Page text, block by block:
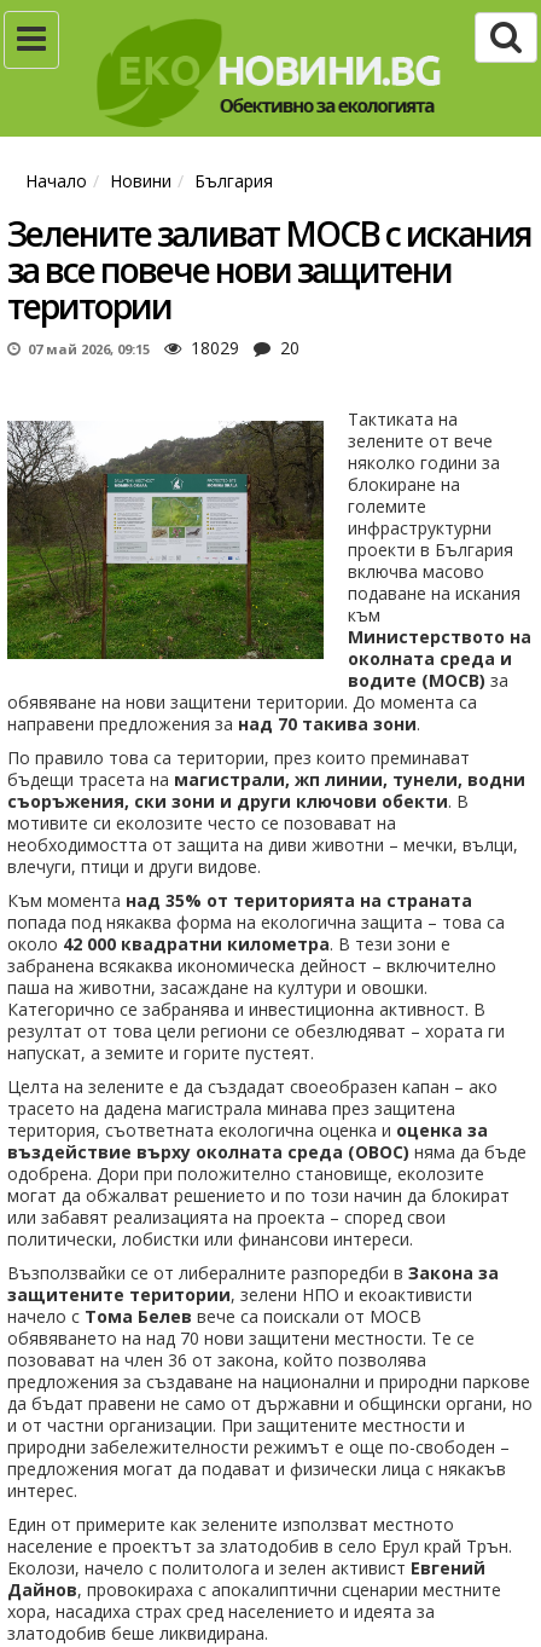
Начало Новини България
Зелените заливат МОСВ с искания
за все повече нови защитени
територии
07 май 2026, 09:15 18029 20
Тактиката на
зелените от вече
няколко години за
блокиране на
големите
инфраструктурни
проекти в България
включва масово
подаване на искания
към
Министерството на
околната среда и
водите (МОСВ) за
обявяване на нови защитени територии. До момента са
направени предложения за над 70 такива зони.
По правило това са територии, през които преминават
бъдещи трасета на магистрали, жп линии, тунели, водни
съоръжения, ски зони и други ключови обекти. В
мотивите си еколозите често се позовават на
необходимостта от защита на диви животни – мечки, вълци,
влечуги, птици и други видове.
Към момента над 35% от територията на страната
попада под някаква форма на екологична защита – това са
около 42 000 квадратни километра. В тези зони е
забранена всякаква икономическа дейност – включително
паша на животни, засаждане на култури и овошки.
Категорично се забранява и инвестиционна активност. В
резултат от това цели региони се обезлюдяват – хората ги
напускат, а земите и горите пустеят.
Целта на зелените е да създадат своеобразен капан – ако
трасето на дадена магистрала минава през защитена
територия, съответната екологична оценка и оценка за
въздействие върху околната среда (ОВОС) няма да бъде
одобрена. Дори при положително становище, еколозите
могат да обжалват решението и по този начин да блокират
или забавят реализацията на проекта – според свои
политически, лобистки или финансови интереси.
Възползвайки се от либералните разпоредби в Закона за
защитените територии, зелени НПО и екоактивисти
начело с Тома Белев вече са поискали от МОСВ
обявяването на над 70 нови защитени местности. Те се
позовават на член 36 от закона, който позволява
предложения за създаване на национални и природни паркове
да бъдат правени не само от държавни и общински органи, но
и от частни организации. При защитените местности и
природни забележителности режимът е още по-свободен –
предложения могат да подават и физически лица с някакъв
интерес.
Един от примерите как зелените използват местното
население е проектът за златодобив в село Ерул край Трън.
Еколози, начело с политолога и зелен активист Евгений
Дайнов, провокираха с апокалиптични сценарии местните
хора, насадиха страх сред населението и идеята за
златодобив беше ликвидирана.